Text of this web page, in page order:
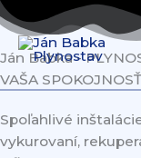
Preskočiť
na
obsah
Ján Babka -
VAŠA
Spoľahlivé
vykurovaní,